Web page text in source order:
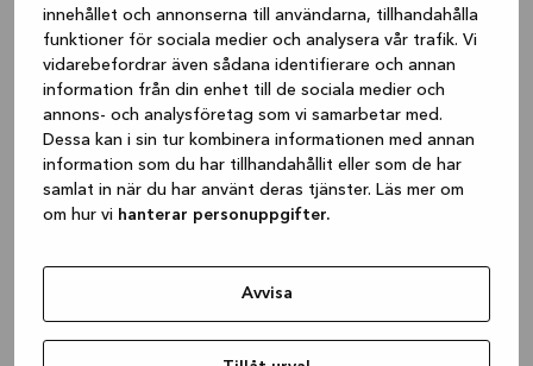
innehållet och annonserna till användarna, tillhandahålla
funktioner för sociala medier och analysera vår trafik. Vi
vidarebefordrar även sådana identifierare och annan
information från din enhet till de sociala medier och
annons- och analysföretag som vi samarbetar med.
Dessa kan i sin tur kombinera informationen med annan
information som du har tillhandahållit eller som de har
samlat in när du har använt deras tjänster. Läs mer om
om hur vi hanterar personuppgifter.
Avvisa
(see the browser console for more
information).